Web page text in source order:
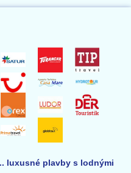
luxusné plavby s lodnými